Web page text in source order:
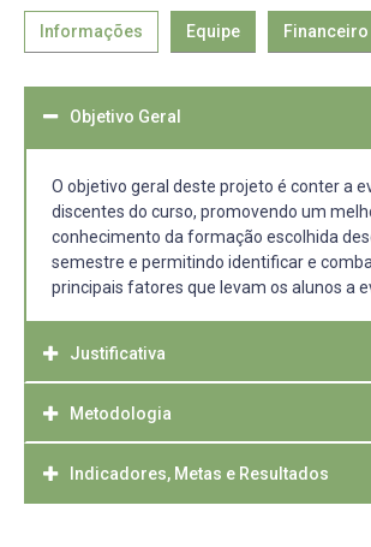
Informações Equipe Financeiro
Objetivo Geral
O objetivo geral deste projeto é conter a
discentes do curso, promovendo um
conhecimento da formação escolhida
semestre e permitindo identificar e
principais fatores que levam os alunos a
Justificativa
Este projeto foi criado por recomendação
dar uma resposta aos índices de evasão
universidades públicas em decorrência do
Metodologia
A partir do diagnóstico das áreas, serão
concebidas em grupo ou individualmente
Indicadores, Metas e Resultados